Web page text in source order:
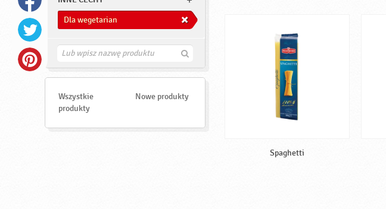
Dla wegetarian
Z
d
Wszystkie
produkty
Nowe produkty
Spaghetti